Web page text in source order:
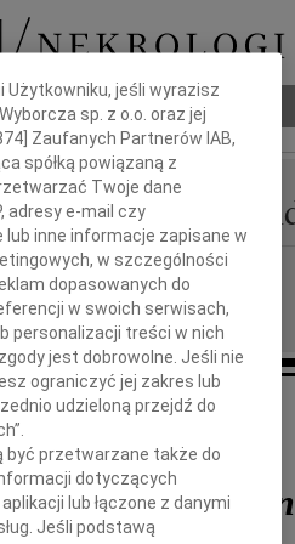
pogrzebowy
Olszewska-
Olszewska-
Użytkowniku, jeśli wyrazisz
sp. z o.o. oraz jej
] Zaufanych Partnerów IAB,
spółką powiązaną z
Twoje dane
adresy e-mail czy
inne informacje zapisane w
w szczególności
dopasowanych do
w swoich serwisach,
personalizacji treści w nich
jest dobrowolne. Jeśli nie
ograniczyć jej zakres lub
udzieloną przejdź do
być przetwarzane także do
dotyczących
lub łączone z danymi
Jeśli podstawą